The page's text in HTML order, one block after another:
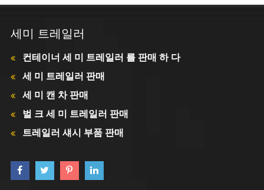
세미 트레일러
컨테이너 세 미 트레일러 를 판매 하 다
세 미 트레일러 판매
세 미 캔 차 판매
벌 크 세 미 트레일러 판매
트레일러 섀시 부품 판매